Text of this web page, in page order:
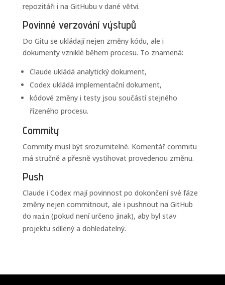
repozitáři i na GitHubu v dané větvi.
Povinné verzování výstupů
Do Gitu se ukládají nejen změny kódu, ale i
dokumenty vzniklé během procesu. To znamená:
Claude ukládá analytický dokument,
Codex ukládá implementační dokument,
kódové změny i testy jsou součástí stejného
řízeného procesu.
Commity
Commity musí být srozumitelné. Komentář commitu
má stručně a přesně vystihovat provedenou změnu.
Push
Claude i Codex mají povinnost po dokončení své fáze
změny nejen commitnout, ale i pushnout na GitHub
do main(pokud není určeno jinak), aby byl stav
projektu sdílený a dohledatelný.